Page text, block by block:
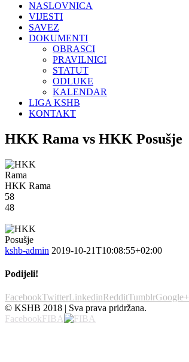
NASLOVNICA
VIJESTI
SAVEZ
DOKUMENTI
OBRASCI
PRAVILNICI
STATUT
ODLUKE
KALENDAR
LIGA KSHB
KONTAKT
HKK Rama vs HKK Posušje
HKK Rama
58
48
kshb-admin 2019-10-21T10:08:55+02:00
Podijeli!
FacebookTwitterLinkedinRedditTumblrGoogle+
© KSHB 2018 | Sva prava pridržana.
FacebookFIBA